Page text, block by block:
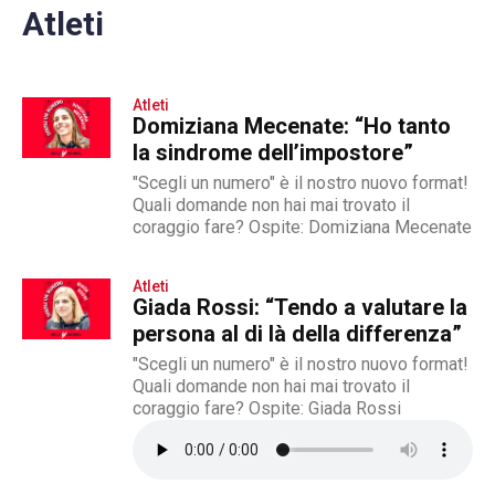
Atleti
Atleti
Domiziana Mecenate: “Ho tanto
la sindrome dell’impostore”
"Scegli un numero" è il nostro nuovo format!
Quali domande non hai mai trovato il
coraggio fare? Ospite: Domiziana Mecenate
Atleti
Giada Rossi: “Tendo a valutare la
persona al di là della differenza”
"Scegli un numero" è il nostro nuovo format!
Quali domande non hai mai trovato il
coraggio fare? Ospite: Giada Rossi